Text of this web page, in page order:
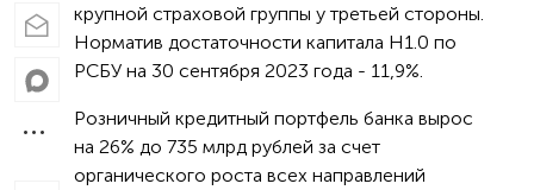
крупной страховой группы у третьей стороны.
Норматив достаточности капитала Н1.0 по
РСБУ на 30 сентября 2023 года - 11,9%.
Розничный кредитный портфель банка вырос
на 26% до 735 млрд рублей за счет
органического роста всех направлений